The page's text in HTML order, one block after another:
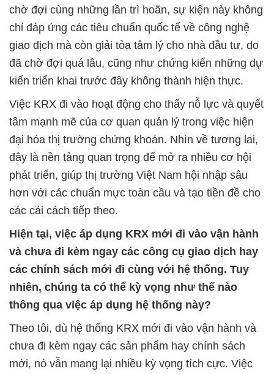
chờ đợi cùng những lần trì hoãn, sự kiện này không
chỉ đáp ứng các tiêu chuẩn quốc tế về công nghệ
giao dịch mà còn giải tỏa tâm lý cho nhà đầu tư, do
đã chờ đợi quá lâu, cũng như chứng kiến những dự
kiến triển khai trước đây không thành hiện thực.
Việc KRX đi vào hoạt động cho thấy nỗ lực và quyết
tâm mạnh mẽ của cơ quan quản lý trong việc hiện
đại hóa thị trường chứng khoán. Nhìn về tương lai,
đây là nền tảng quan trọng để mở ra nhiều cơ hội
phát triển, giúp thị trường Việt Nam hội nhập sâu
hơn với các chuẩn mực toàn cầu và tạo tiền đề cho
các cải cách tiếp theo.
Hiện tại, việc áp dụng KRX mới đi vào vận hành
và chưa đi kèm ngay các công cụ giao dịch hay
các chính sách mới đi cùng với hệ thống. Tuy
nhiên, chúng ta có thể kỳ vọng như thế nào
thông qua việc áp dụng hệ thống này?
Theo tôi, dù hệ thống KRX mới đi vào vận hành và
chưa đi kèm ngay các sản phẩm hay chính sách
mới, nó vẫn mang lại nhiều kỳ vọng tích cực. Việc